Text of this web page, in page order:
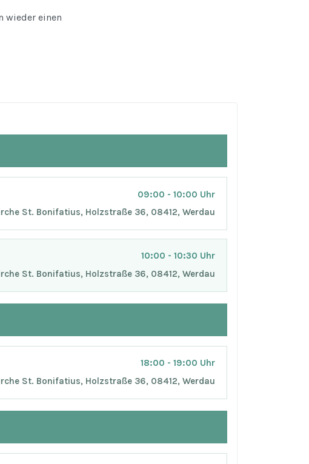
wieder einen
09:00 - 10:00 Uhr
St. Bonifatius, Holzstraße 36, 08412, Werdau
10:00 - 10:30 Uhr
St. Bonifatius, Holzstraße 36, 08412, Werdau
18:00 - 19:00 Uhr
St. Bonifatius, Holzstraße 36, 08412, Werdau